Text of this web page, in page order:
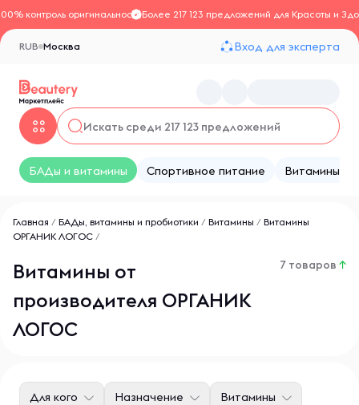
контроль оригинальностиБолее 217 123 предложений для Красоты и
Москва
RUB Вход для эксперта
БАДы и витамины Спортивное питание Витамины
Главная / БАДы, витамины и пробиотики / Витамины / Витамины
ОРГАНИК ЛОГОС /
Витамины от
производителя ОРГАНИК
ЛОГОС
7 товаров ↑
Для кого Назначение Витамины